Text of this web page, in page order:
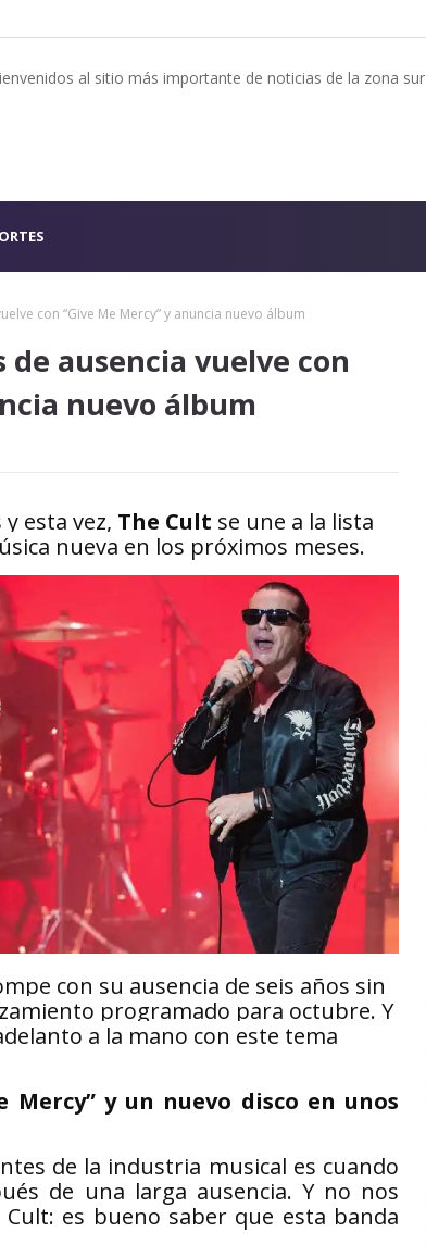
al sitio más importante de noticias de la zona sur
con “Give Me Mercy” y anuncia nuevo álbum
ausencia vuelve con
nuevo álbum
esta vez, The Cult se une a la lista
nueva en los próximos meses.
con su ausencia de seis años sin
programado para octubre. Y
a la mano con este tema
Mercy” y un nuevo disco en unos
de la industria musical es cuando
de una larga ausencia. Y no nos
es bueno saber que esta banda